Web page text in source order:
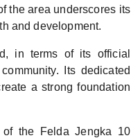
the area underscores its
and development.
in terms of its official
Its dedicated
a strong foundation
the Felda Jengka 10